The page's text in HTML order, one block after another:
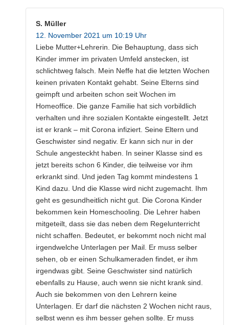
S. Müller
12. November 2021 um 10:19 Uhr
Liebe Mutter+Lehrerin. Die Behauptung, dass sich
Kinder immer im privaten Umfeld anstecken, ist
schlichtweg falsch. Mein Neffe hat die letzten Wochen
keinen privaten Kontakt gehabt. Seine Elterns sind
geimpft und arbeiten schon seit Wochen im
Homeoffice. Die ganze Familie hat sich vorbildlich
verhalten und ihre sozialen Kontakte eingestellt. Jetzt
ist er krank – mit Corona infiziert. Seine Eltern und
Geschwister sind negativ. Er kann sich nur in der
Schule angesteckht haben. In seiner Klasse sind es
jetzt bereits schon 6 Kinder, die teilweise vor ihm
erkrankt sind. Und jeden Tag kommt mindestens 1
Kind dazu. Und die Klasse wird nicht zugemacht. Ihm
geht es gesundheitlich nicht gut. Die Corona Kinder
bekommen kein Homeschooling. Die Lehrer haben
mitgeteilt, dass sie das neben dem Regelunterricht
nicht schaffen. Bedeutet, er bekommt noch nicht mal
irgendwelche Unterlagen per Mail. Er muss selber
sehen, ob er einen Schulkameraden findet, er ihm
irgendwas gibt. Seine Geschwister sind natürlich
ebenfalls zu Hause, auch wenn sie nicht krank sind.
Auch sie bekommen von den Lehrern keine
Unterlagen. Er darf die nächsten 2 Wochen nicht raus,
selbst wenn es ihm besser gehen sollte. Er muss